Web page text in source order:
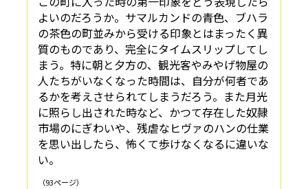
よいのだろうか。サマルカンドの青色、ブハラ
の茶色の町並みから受ける印象とはまったく異
質のものであり、完全にタイムスリップしてし
まう。特に朝と夕方の、観光客やみやげ物屋の
人たちがいなくなった時間は、自分が何者であ
るかを考えさせられてしまうだろう。また月光
に照らし出された時など、かつて存在した奴隷
市場のにぎわいや、残虐なヒヴァのハンの仕業
を思い出したら、怖くて歩けなくなるに違いな
い。
（93ページ）